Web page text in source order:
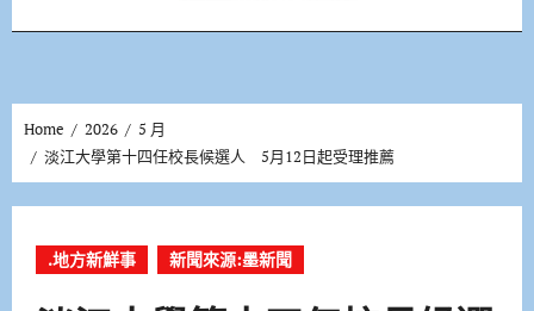
Home 2026
5 月
淡江大學第十四任校長候選人 5月12日起受理推薦
.地方新鮮事 新聞來源:墨新聞